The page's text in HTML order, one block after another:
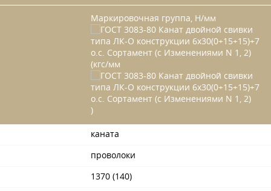
Маркировочная группа, Н/мм
(кгс/мм
)
каната
проволоки
1370 (140)